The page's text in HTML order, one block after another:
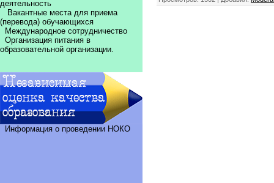
деятельность
Вакантные места для приема
(перевода) обучающихся
Международное сотрудничество
Организация питания в
образовательной организации.
Информация о проведении НОКО